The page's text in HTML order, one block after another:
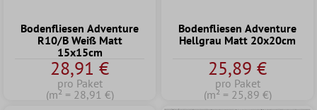
Bodenfliesen Adventure
R10/B Weiß Matt
15x15cm
28,91 €
pro Paket
(m² = 28,91 €)
Bodenfliesen Adventure
Hellgrau Matt 20x20cm
25,89 €
pro Paket
(m² = 25,89 €)